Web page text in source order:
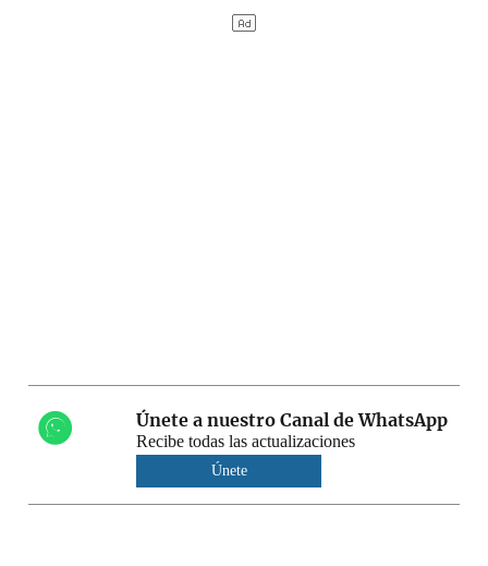
Únete a nuestro Canal de WhatsApp
Recibe todas las actualizaciones
Únete